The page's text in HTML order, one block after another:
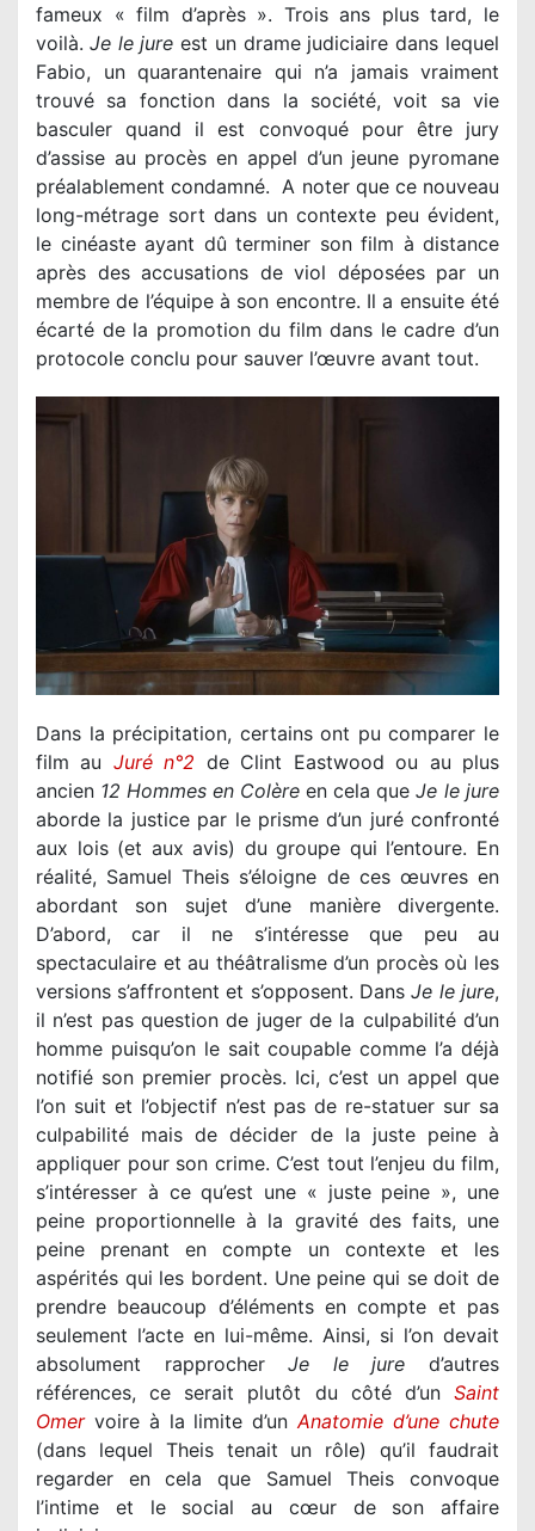
fameux « film d’après ». Trois ans plus tard, le
voilà. Je le jure est un drame judiciaire dans lequel
Fabio, un quarantenaire qui n’a jamais vraiment
trouvé sa fonction dans la société, voit sa vie
basculer quand il est convoqué pour être jury
d’assise au procès en appel d’un jeune pyromane
préalablement condamné. A noter que ce nouveau
long-métrage sort dans un contexte peu évident,
le cinéaste ayant dû terminer son film à distance
après des accusations de viol déposées par un
membre de l’équipe à son encontre. Il a ensuite été
écarté de la promotion du film dans le cadre d’un
protocole conclu pour sauver l’œuvre avant tout.
Dans la précipitation, certains ont pu comparer le
film au Juré n°2 de Clint Eastwood ou au plus
ancien 12 Hommes en Colère en cela que Je le jure
aborde la justice par le prisme d’un juré confronté
aux lois (et aux avis) du groupe qui l’entoure. En
réalité, Samuel Theis s’éloigne de ces œuvres en
abordant son sujet d’une manière divergente.
D’abord, car il ne s’intéresse que peu au
spectaculaire et au théâtralisme d’un procès où les
versions s’affrontent et s’opposent. Dans Je le jure,
il n’est pas question de juger de la culpabilité d’un
homme puisqu’on le sait coupable comme l’a déjà
notifié son premier procès. Ici, c’est un appel que
l’on suit et l’objectif n’est pas de re-statuer sur sa
culpabilité mais de décider de la juste peine à
appliquer pour son crime. C’est tout l’enjeu du film,
s’intéresser à ce qu’est une « juste peine », une
peine proportionnelle à la gravité des faits, une
peine prenant en compte un contexte et les
aspérités qui les bordent. Une peine qui se doit de
prendre beaucoup d’éléments en compte et pas
seulement l’acte en lui-même. Ainsi, si l’on devait
absolument rapprocher Je le jure d’autres
références, ce serait plutôt du côté d’un Saint
Omervoire à la limite d’un Anatomie d’une chute
(dans lequel Theis tenait un rôle) qu’il faudrait
regarder en cela que Samuel Theis convoque
l’intime et le social au cœur de son affaire